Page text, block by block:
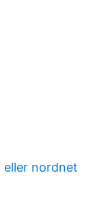
eller nordnet